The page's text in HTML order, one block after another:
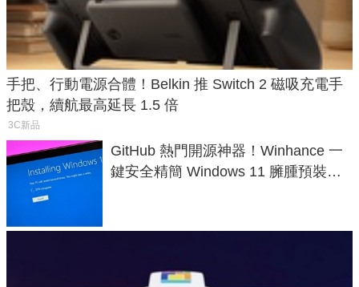
手把、行動電源合體！Belkin 推 Switch 2 磁吸充電手
把殼，續航最高延長 1.5 倍
3C新品
GitHub 熱門開源神器！Winhance 一
鍵安全精簡 Windows 11 臃腫預裝軟